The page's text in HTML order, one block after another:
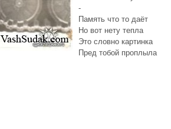
-
Память что то даёт
Но вот нету тепла
Это словно картинка
Пред тобой проплыла